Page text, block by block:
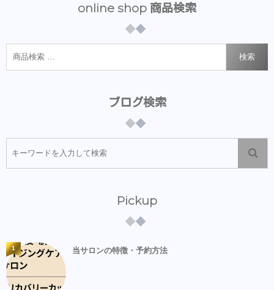
online shop 商品検索
検索
ブログ検索
Pickup
当サロンの特徴・予約方法
1